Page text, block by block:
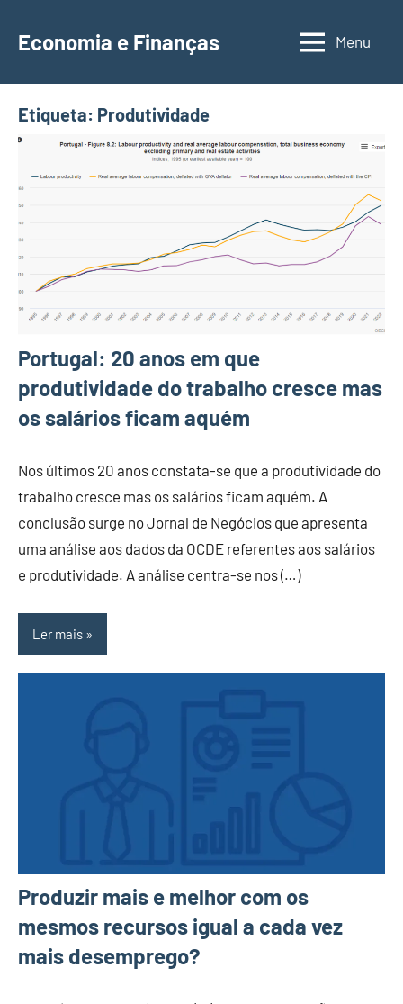
para
conteúdo
Economia e Finanças
Depósitos
IRS,
Finanças
Calendários
Menu
Etiqueta: Produtividade
Portugal: 20 anos em que
produtividade do trabalho cresce mas
os salários ficam aquém
Nos últimos 20 anos constata-se que a produtividade do
trabalho cresce mas os salários ficam aquém. A
conclusão surge no Jornal de Negócios que apresenta
uma análise aos dados da OCDE referentes aos salários
e produtividade. A análise centra-se nos (…)
Ler mais
Produzir mais e melhor com os
mesmos recursos igual a cada vez
mais desemprego?